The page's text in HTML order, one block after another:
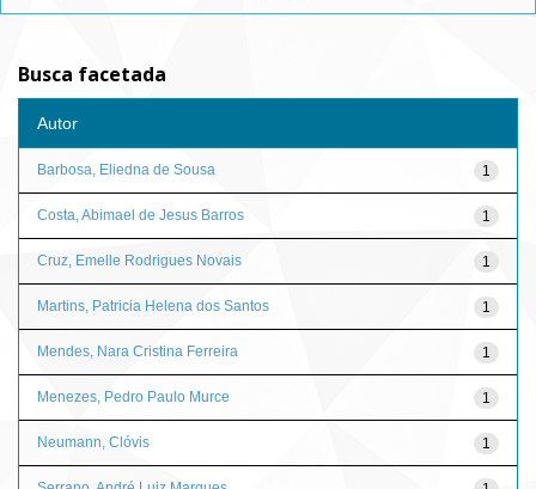
Busca facetada
Autor
1
Barbosa, Eliedna de Sousa
1
Costa, Abimael de Jesus Barros
1
Cruz, Emelle Rodrigues Novais
1
Martins, Patricia Helena dos Santos
1
Mendes, Nara Cristina Ferreira
1
Menezes, Pedro Paulo Murce
1
Neumann, Clóvis